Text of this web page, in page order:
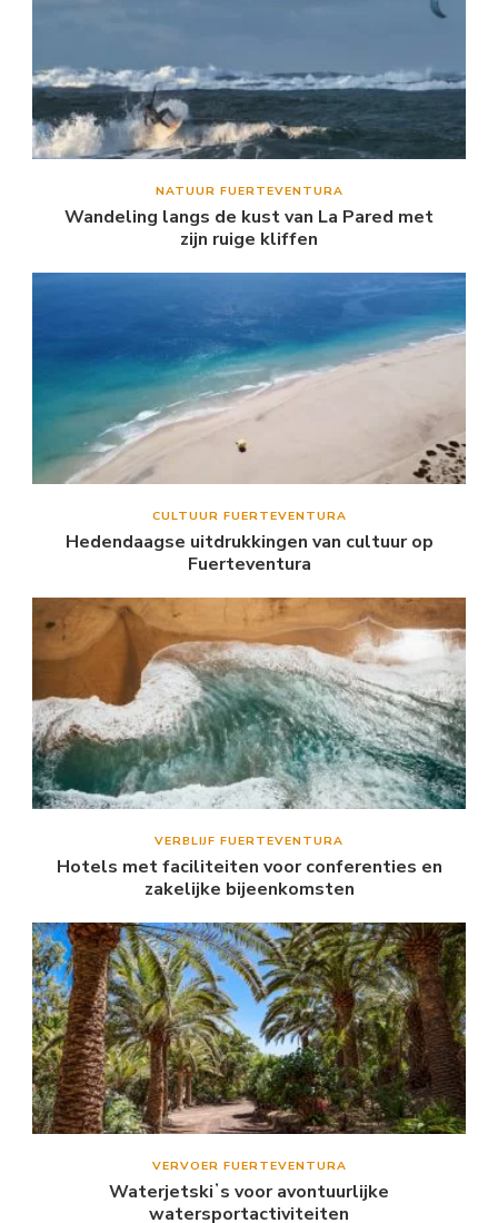
NATUUR FUERTEVENTURA
Wandeling langs de kust van La Pared met
zijn ruige kliffen
CULTUUR FUERTEVENTURA
Hedendaagse uitdrukkingen van cultuur op
Fuerteventura
VERBLIJF FUERTEVENTURA
Hotels met faciliteiten voor conferenties en
zakelijke bijeenkomsten
VERVOER FUERTEVENTURA
Waterjetskiʼs voor avontuurlijke
watersportactiviteiten